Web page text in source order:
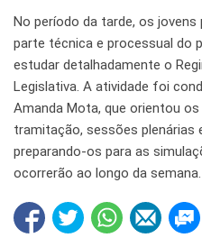
No período da tarde, os
parte técnica e processual do
estudar detalhadamente o
Legislativa. A atividade foi
Amanda Mota, que orientou
tramitação, sessões plenárias
preparando-os para as
ocorrerão ao longo da semana.